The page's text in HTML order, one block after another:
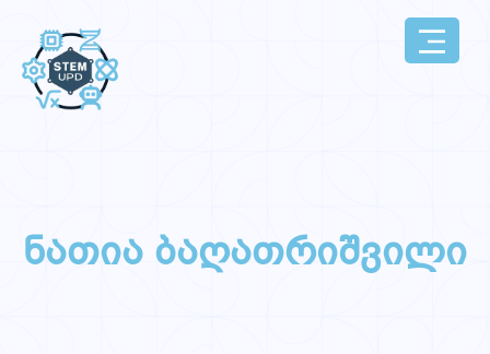
ნათია ბაღათრიშვილი